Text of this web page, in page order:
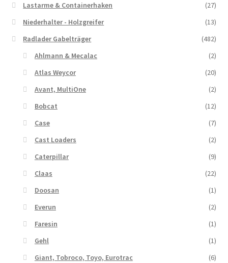
Lastarme & Containerhaken
(27)
Niederhalter - Holzgreifer
(13)
Radlader Gabelträger
(482)
Ahlmann & Mecalac
(2)
Atlas Weycor
(20)
Avant, MultiOne
(2)
Bobcat
(12)
Case
(7)
Cast Loaders
(2)
Caterpillar
(9)
Claas
(22)
Doosan
(1)
Everun
(2)
Faresin
(1)
Gehl
(1)
Giant, Tobroco, Toyo, Eurotrac
(6)